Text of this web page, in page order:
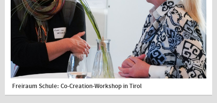
Freiraum Schule: Co-Creation-Workshop in Tirol